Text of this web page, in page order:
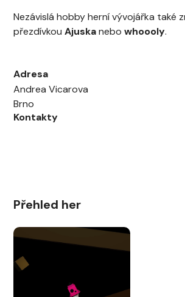
Nezávislá hobby herní vývojářka také
přezdívkou Ajuskanebo whoooly.
Adresa
Andrea Vicarova
Brno
Kontakty
Přehled her